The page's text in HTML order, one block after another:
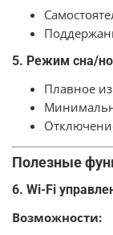
5. Режим сна/
Плавное
Полезные
6. Wi-Fi
Возможности: